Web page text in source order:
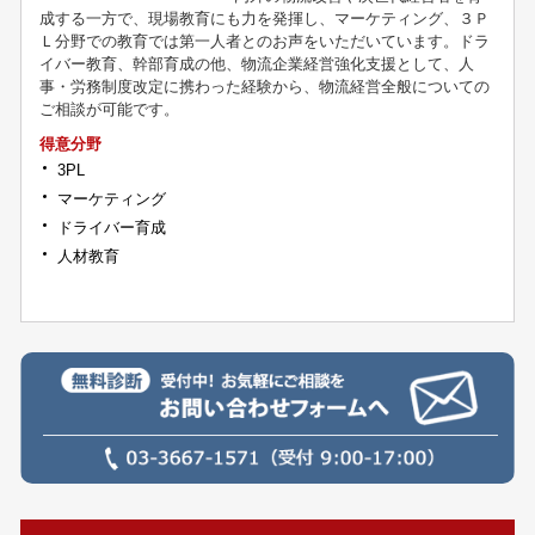
成する一方で、現場教育にも力を発揮し、マーケティング、３Ｐ
Ｌ分野での教育では第一人者とのお声をいただいています。ドラ
イバー教育、幹部育成の他、物流企業経営強化支援として、人
事・労務制度改定に携わった経験から、物流経営全般についての
ご相談が可能です。
得意分野
3PL
マーケティング
ドライバー育成
人材教育